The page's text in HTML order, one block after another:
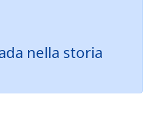
nella storia